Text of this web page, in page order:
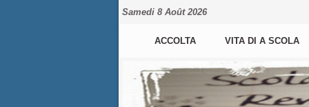
Samedi 8 Août 2026
ACCOLTA VITA DI A SCOLA